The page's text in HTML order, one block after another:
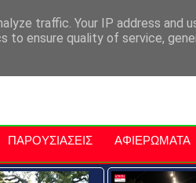
Στην Κρήτη Kriti Traveller
ΠΑΡΟΥΣΙΑΣΕΙΣ ΑΦΙΕΡΩΜΑΤΑ
traffic. Your IP address and
to ensure quality of service,